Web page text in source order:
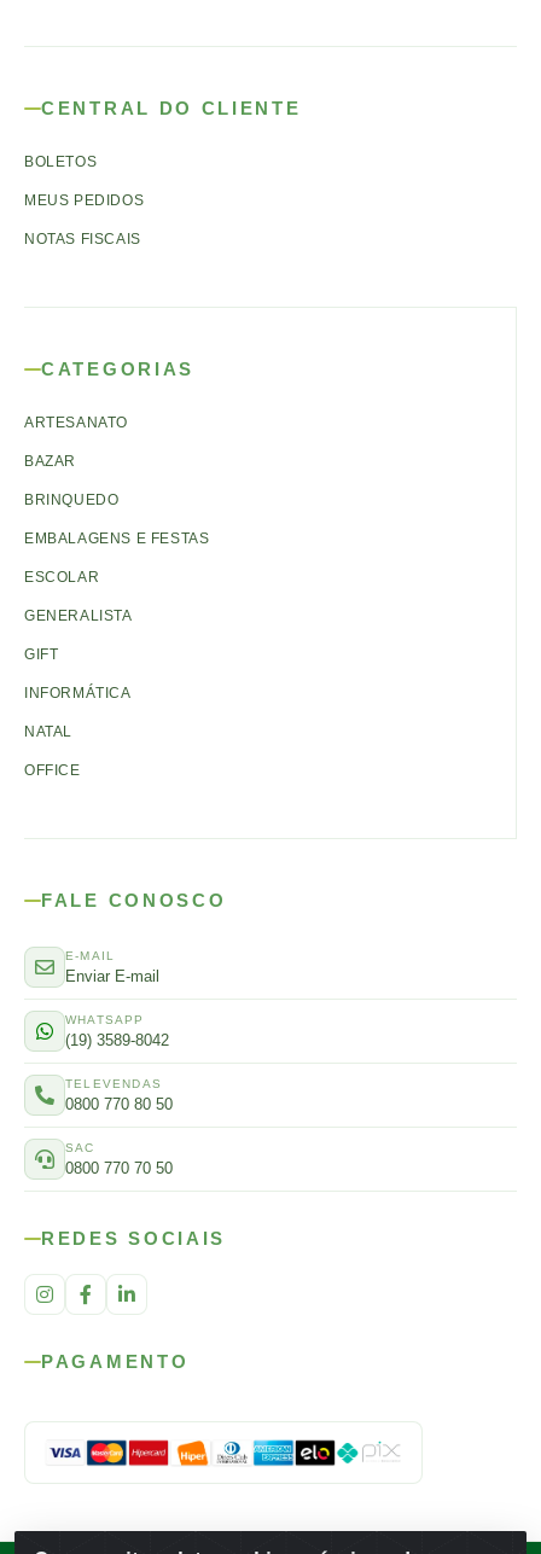
CENTRAL DO CLIENTE
BOLETOS
MEUS PEDIDOS
NOTAS FISCAIS
CATEGORIAS
ARTESANATO
BAZAR
BRINQUEDO
EMBALAGENS E FESTAS
ESCOLAR
GENERALISTA
GIFT
INFORMÁTICA
NATAL
OFFICE
FALE CONOSCO
E-MAIL
Enviar E-mail
WHATSAPP
(19) 3589-8042
TELEVENDAS
0800 770 80 50
SAC
0800 770 70 50
REDES SOCIAIS
PAGAMENTO